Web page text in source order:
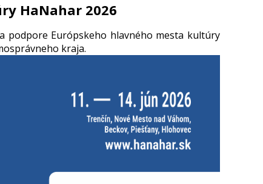
HaNahar 2026
podpore Európskeho hlavného mesta kultúry
kraja.